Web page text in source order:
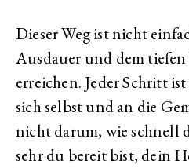
Dieser Weg ist nicht
Ausdauer und dem
erreichen. Jeder Schritt
sich selbst und an die
nicht darum, wie schnell
sehr du bereit bist, dein